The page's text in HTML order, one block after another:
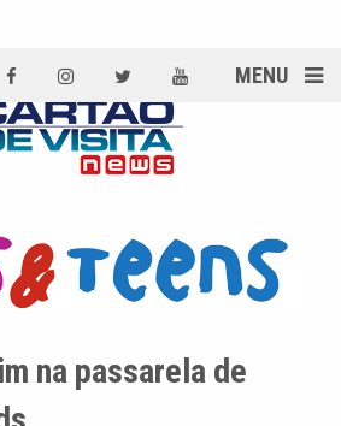
MENU
na passarela de